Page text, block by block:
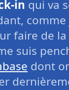
in qui va
comme
faire de la
suis
dont